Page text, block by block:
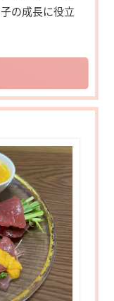
の成長に役立